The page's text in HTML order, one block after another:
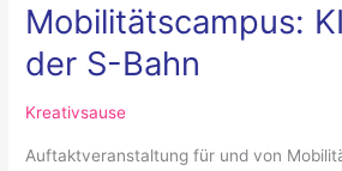
Mobilitätscampus:
der S-Bahn
Kreativsause
Auftaktveranstaltung für und von